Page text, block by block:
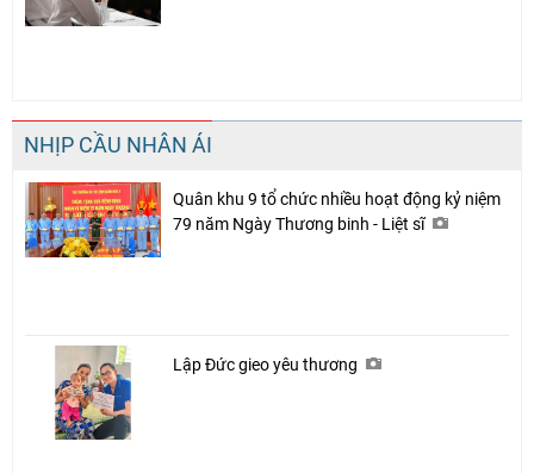
NHỊP CẦU NHÂN ÁI
Quân khu 9 tổ chức nhiều hoạt động kỷ niệm
79 năm Ngày Thương binh - Liệt sĩ
Lập Đức gieo yêu thương